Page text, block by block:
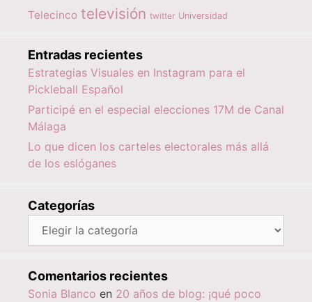
Telecinco televisión twitter Universidad
Entradas recientes
Estrategias Visuales en Instagram para el
Pickleball Español
Participé en el especial elecciones 17M de Canal
Málaga
Lo que dicen los carteles electorales más allá
de los eslóganes
Categorías
Comentarios recientes
Sonia Blanco en 20 años de blog: ¡qué poco